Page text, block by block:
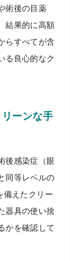
術後の目薬
結果的に高額
らすべてが含
る良心的なク
ーンな手
後感染症（眼
同等レベルの
備えたクリー
器具の使い捨
かを確認して